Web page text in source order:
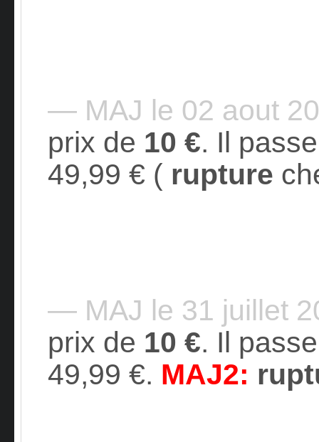
— MAJ le 02 aout
prix de 10 €. Il
49,99 € ( rupture
— MAJ le 31 juillet
prix de 10 €. Il
49,99 €. MAJ2: